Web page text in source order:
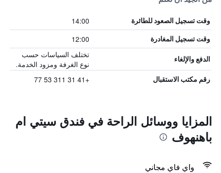
وقت تسجيل الصعود للطائرة 14:00
وقت تسجيل المغادرة 12:00
الدفع والإلغاء
تختلف السياسات حسب
نوع الغرفة ومزود الخدمة.
رقم مكتب الاستقبال +41 31 311 53 77
المزايا ووسائل الراحة في فندق سيتي ام
باهنهوف
واي فاي مجاني